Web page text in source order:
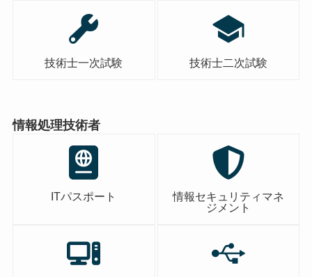
技術士一次試験 技術士二次試験
情報処理技術者
ITパスポート
情報セキュリティマネ
ジメント